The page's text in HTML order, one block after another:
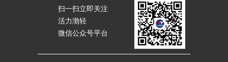
扫一扫立即关注
活力渤轻
微信公众号平台